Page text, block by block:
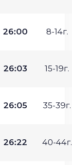
26:00 8-14г.
26:03 15-19г.
26:05 35-39г.
26:22 40-44г.